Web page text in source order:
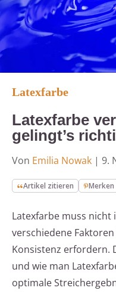
Latexfarbe
Latexfarbe
gelingt’s
Von Emilia Nowak | 9.
Artikel zitieren Merken
Latexfarbe muss
verschiedene
Konsistenz erfordern.
und wie man
optimale